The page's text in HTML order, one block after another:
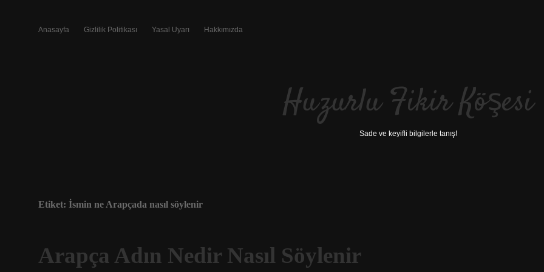
Anasayfa Gizlilik Politikası Yasal Uyarı Hakkımızda
Huzurlu Fikir Köşesi
Sade ve keyifli bilgilerle tanış!
Etiket: İsmin ne Arapçada nasıl söylenir
Arapça Adın Nedir Nasıl Söylenir